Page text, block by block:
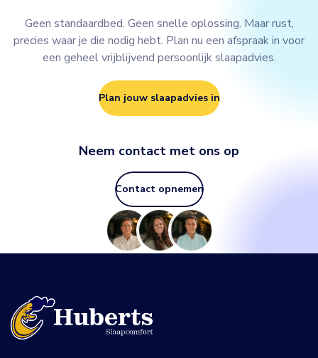
Geen standaardbed. Geen snelle oplossing. Maar rust,
precies waar je die nodig hebt. Plan nu een afspraak in voor
een geheel vrijblijvend persoonlijk slaapadvies.
Plan jouw slaapadvies in
Neem contact met ons op
Contact opnemen